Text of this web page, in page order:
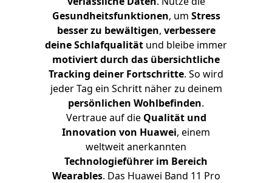
Gesundheitsfunktionen, um Stress
besser zu bewältigen, verbessere
deine Schlafqualität und bleibe immer
motiviert durch das übersichtliche
Tracking deiner Fortschritte. So wird
jeder Tag ein Schritt näher zu deinem
persönlichen Wohlbefinden.
Vertraue auf die Qualität und
Innovation von Huawei, einem
weltweit anerkannten
Technologieführer im Bereich
Wearables. Das Huawei Band 11 Pro